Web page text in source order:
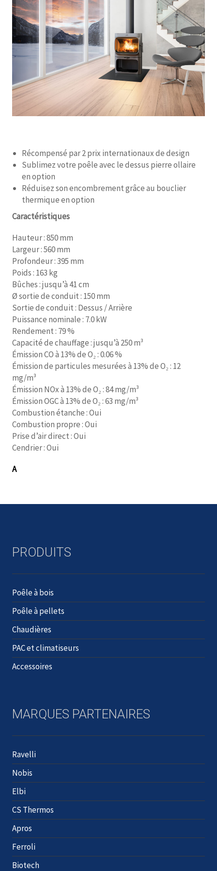
Récompensé par 2 prix internationaux de design
Sublimez votre poêle avec le dessus pierre ollaire
en option
Réduisez son encombrement grâce au bouclier
thermique en option
Caractéristiques
Hauteur : 850 mm
Largeur : 560 mm
Profondeur : 395 mm
Poids : 163 kg
Bûches : jusqu’à 41 cm
Ø sortie de conduit : 150 mm
Sortie de conduit : Dessus / Arrière
Puissance nominale : 7.0 kW
Rendement : 79 %
Capacité de chauffage : jusqu’à 250 m³
Émission CO à 13% de O₂ : 0.06 %
Émission de particules mesurées à 13% de O₂ : 12
mg/m³
Émission NOx à 13% de O₂ : 84 mg/m³
Émission OGC à 13% de O₂ : 63 mg/m³
Combustion étanche : Oui
Combustion propre : Oui
Prise d’air direct : Oui
Cendrier : Oui
A
PRODUITS
Poêle à bois
Poêle à pellets
Chaudières
PAC et climatiseurs
Accessoires
MARQUES PARTENAIRES
Ravelli
Nobis
Elbi
CS Thermos
Apros
Ferroli
Biotech